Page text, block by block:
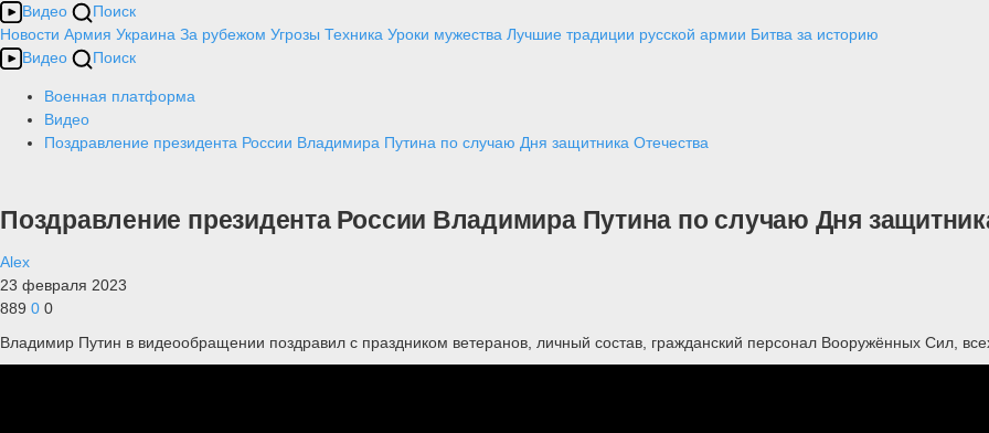
Видео
Поиск
Новости Армия Украина За рубежом Угрозы Техника Уроки мужества Лучшие традиции русской армии Битва за историю
Видео
Поиск
Военная платформа
Видео
Поздравление президента России Владимира Путина по случаю Дня защитника Отечества
Поздравление президента России Владимира Путина по случаю Дня
Alex
23 февраля 2023
889 0 0
Владимир Путин в видеообращении поздравил с праздником ветеранов, личный состав, гражданский персонал Вооружённых Сил,